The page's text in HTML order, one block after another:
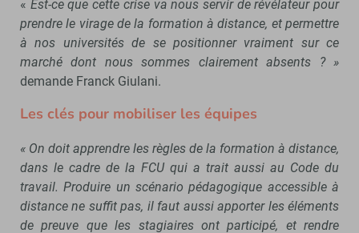
« Est-ce que cette crise va nous servir de révélateur pour
prendre le virage de la formation à distance, et permettre
à nos universités de se positionner vraiment sur ce
marché dont nous sommes clairement absents ? »
demande Franck Giulani.
Les clés pour mobiliser les équipes
« On doit apprendre les règles de la formation à distance,
dans le cadre de la FCU qui a trait aussi au Code du
travail. Produire un scénario pédagogique accessible à
distance ne suffit pas, il faut aussi apporter les éléments
de preuve que les stagiaires ont participé, et rendre